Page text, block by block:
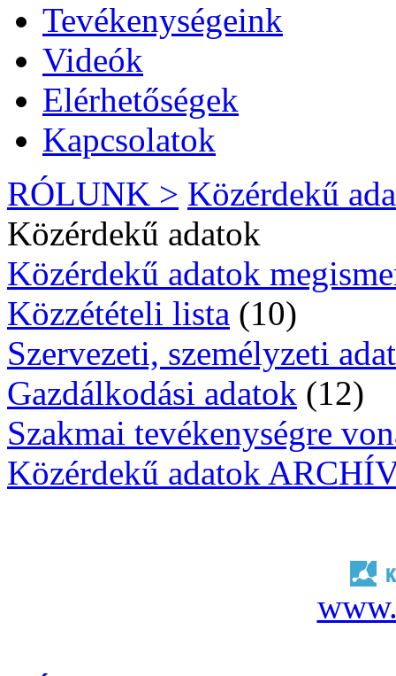
Tevékenységeink
Videók
Elérhetőségek
Kapcsolatok
RÓLUNK > Közérdekű
Közérdekű adatok
Közérdekű adatok
Közzétételi lista (10)
Szervezeti, személyzeti
Gazdálkodási adatok (12)
Szakmai tevékenységre
Közérdekű adatok